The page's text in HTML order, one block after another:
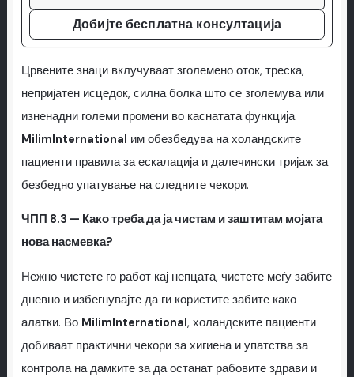
Добијте бесплатна консултација
Црвените знаци вклучуваат зголемено оток, треска,
непријатен исцедок, силна болка што се зголемува или
изненадни големи промени во каснатата функција.
MilimInternational им обезбедува на холандските
пациенти правила за ескалација и далечински тријаж за
безбедно упатување на следните чекори.
ЧПП 8.3 — Како треба да ја чистам и заштитам мојата
нова насмевка?
Нежно чистете го работ кај непцата, чистете меѓу забите
дневно и избегнувајте да ги користите забите како
алатки. Во MilimInternational, холандските пациенти
добиваат практични чекори за хигиена и упатства за
контрола на дамките за да останат рабовите здрави и